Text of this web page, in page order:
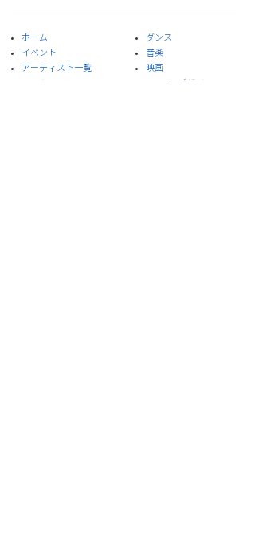
ホーム
イベント
​アーティスト一覧
​コラム
ダンス
音楽
​映画
アート&デザイン